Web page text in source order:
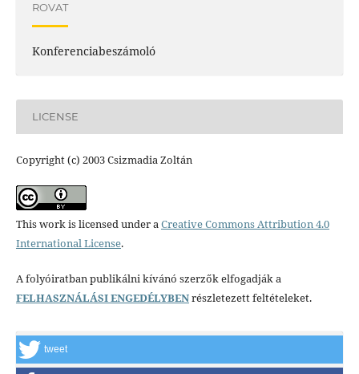
ROVAT
Konferenciabeszámoló
LICENSE
Copyright (c) 2003 Csizmadia Zoltán
This work is licensed under aCreative Commons Attribution 4.0
International License.
A folyóiratban publikálni kívánó szerzők elfogadják a
FELHASZNÁLÁSI ENGEDÉLYBENrészletezett feltételeket.
tweet